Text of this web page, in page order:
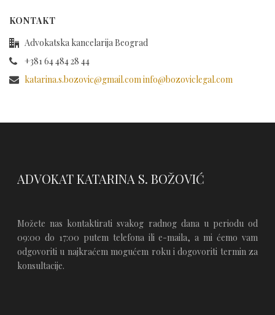
KONTAKT
Advokatska kancelarija Beograd
+381 64 484 28 44
katarina.s.bozovic@gmail.com info@bozoviclegal.com
ADVOKAT KATARINA S. BOŽOVIĆ
Možete nas kontaktirati svakog radnog dana u periodu od
09:00 do 17:00 putem telefona ili e-maila, a mi ćemo vam
odgovoriti u najkraćem mogućem roku i dogovoriti termin za
konsultacije.